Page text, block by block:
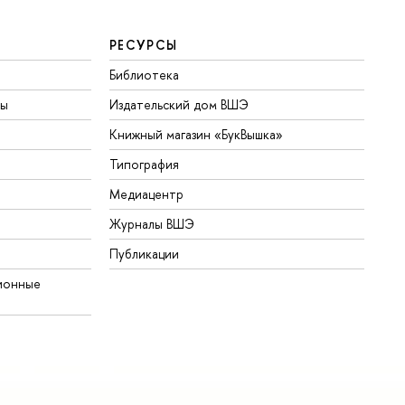
РЕСУРСЫ
Библиотека
Издательский дом ВШЭ
Книжный магазин «БукВышка»
Типография
Медиацентр
Журналы ВШЭ
Публикации